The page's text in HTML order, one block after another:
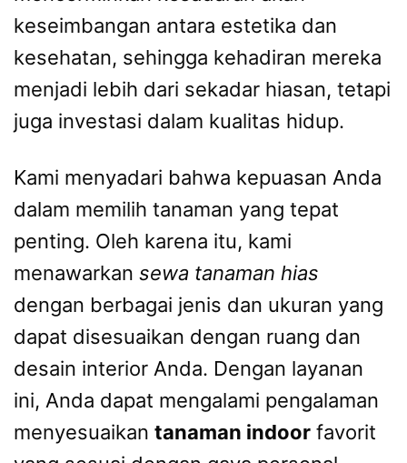
keseimbangan antara estetika dan
kesehatan, sehingga kehadiran mereka
menjadi lebih dari sekadar hiasan, tetapi
juga investasi dalam kualitas hidup.
Kami menyadari bahwa kepuasan Anda
dalam memilih tanaman yang tepat
penting. Oleh karena itu, kami
menawarkan sewa tanaman hias
dengan berbagai jenis dan ukuran yang
dapat disesuaikan dengan ruang dan
desain interior Anda. Dengan layanan
ini, Anda dapat mengalami pengalaman
menyesuaikan tanaman indoor favorit